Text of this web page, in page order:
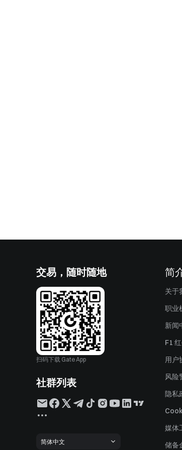
交易，随时随地
扫码下载 Gate App
社群列表
简体中文
简
关于
职业
新闻
F1
用户
风险
隐私
媒体
储备